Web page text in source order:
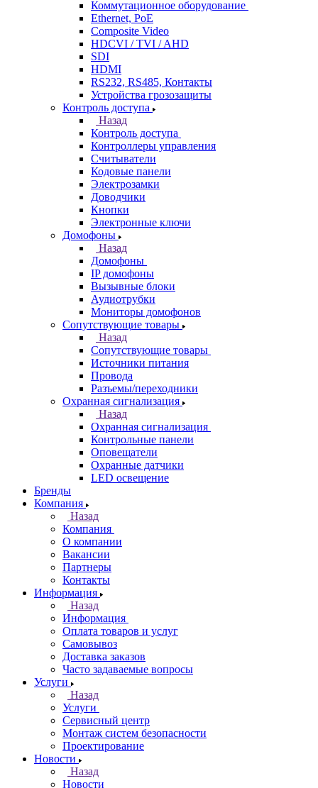
Коммутационное оборудование
Ethernet, PoE
Composite Video
HDCVI / TVI / AHD
SDI
HDMI
RS232, RS485, Контакты
Устройства грозозащиты
Контроль доступа
Назад
Контроль доступа
Контроллеры управления
Считыватели
Кодовые панели
Электрозамки
Доводчики
Кнопки
Электронные ключи
Домофоны
Назад
Домофоны
IP домофоны
Вызывные блоки
Аудиотрубки
Мониторы домофонов
Сопутствующие товары
Назад
Сопутствующие товары
Источники питания
Провода
Разъемы/переходники
Охранная сигнализация
Назад
Охранная сигнализация
Контрольные панели
Оповещатели
Охранные датчики
LED освещение
Бренды
Компания
Назад
Компания
О компании
Вакансии
Партнеры
Контакты
Информация
Назад
Информация
Оплата товаров и услуг
Самовывоз
Доставка заказов
Часто задаваемые вопросы
Услуги
Назад
Услуги
Сервисный центр
Монтаж систем безопасности
Проектирование
Новости
Назад
Новости